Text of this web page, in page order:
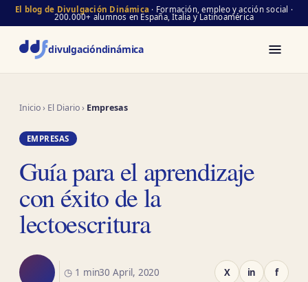
El blog de Divulgación Dinámica · Formación, empleo y acción social ·
200.000+ alumnos en España, Italia y Latinoamérica
divulgacióndinámica
Inicio› El Diario› Empresas
EMPRESAS
Guía para el aprendizaje
con éxito de la
lectoescritura
◷ 1 min30 April, 2020 X in f